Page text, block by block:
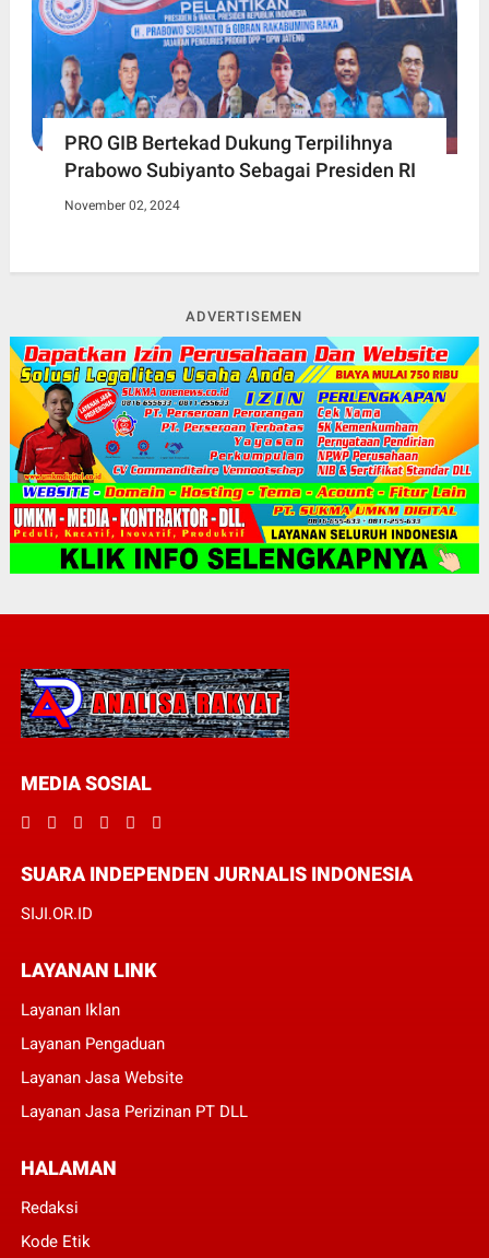
PRO GIB Bertekad Dukung Terpilihnya
Prabowo Subiyanto Sebagai Presiden RI
November 02, 2024
ADVERTISEMEN
MEDIA SOSIAL
SUARA INDEPENDEN JURNALIS INDONESIA
SIJI.OR.ID
LAYANAN LINK
Layanan Iklan
Layanan Pengaduan
Layanan Jasa Website
Layanan Jasa Perizinan PT DLL
HALAMAN
Redaksi
Kode Etik